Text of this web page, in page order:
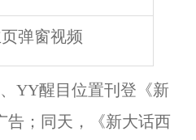
页弹窗视频
、YY醒目位置刊登《新
告；同天，《新大话西